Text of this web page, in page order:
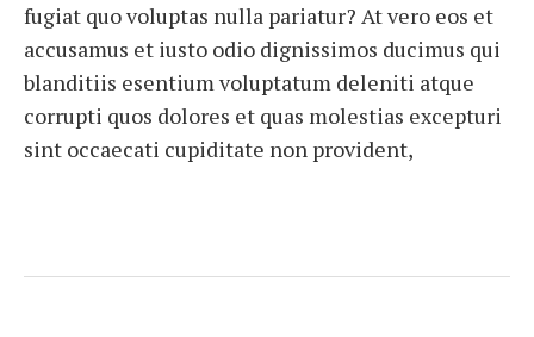
fugiat quo voluptas nulla pariatur? At vero eos et
accusamus et iusto odio dignissimos ducimus qui
blanditiis esentium voluptatum deleniti atque
corrupti quos dolores et quas molestias excepturi
sint occaecati cupiditate non provident,